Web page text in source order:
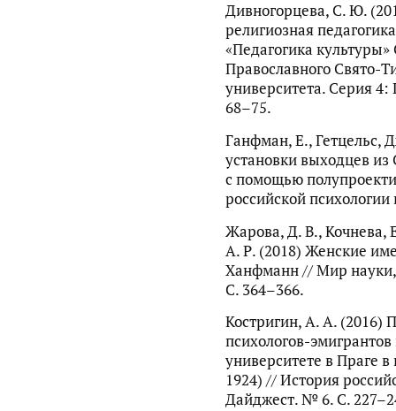
Дивногорцева, С. Ю.
религиозная
«Педагогика
Православного Свято-
университета. Серия
68–75.
Ганфман, Е., Гетцельс,
установки выходцев из
с помощью
российской
Жарова, Д. В.,
А. Р. (2018) Женские
Ханфманн // Мир науки,
С. 364–366.
Костригин, А. А. (2016)
психологов-
университете в Праге
1924) // История
Дайджест. № 6. С.